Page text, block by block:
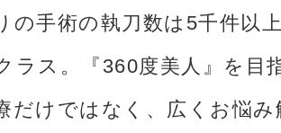
の手術の執刀数は5千件以
ラス。『360度美人』を目
だけではなく、広くお悩み